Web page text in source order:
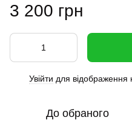
3 200 грн
Увійти для відображення
До обраного